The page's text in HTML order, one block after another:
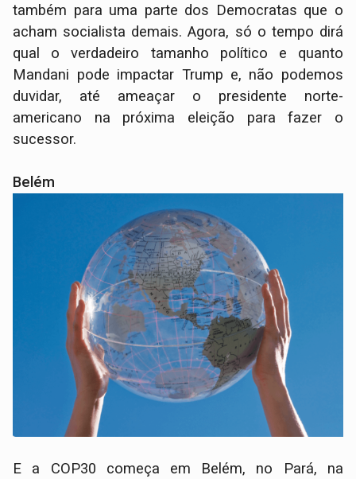
também para uma parte dos Democratas que o
acham socialista demais. Agora, só o tempo dirá
qual o verdadeiro tamanho político e quanto
Mandani pode impactar Trump e, não podemos
duvidar, até ameaçar o presidente norte-
americano na próxima eleição para fazer o
sucessor.
Belém
E a COP30 começa em Belém, no Pará, na